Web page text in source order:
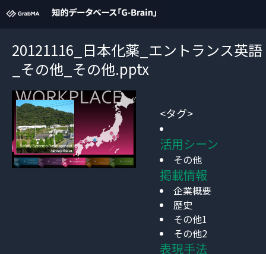
20121116_日本化薬_エントランス英語
_その他_その他.pptx
<タグ>
活用シーン
その他
掲載情報
企業概要
歴史
その他1
その他2
表現手法